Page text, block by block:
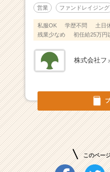
フ
ン
ド
イ
グ
日
世
界
営業 ファンドレイジング
私服OK 学歴不問 土日
残業少なめ
初任給25万円
株式会社フ
このペー